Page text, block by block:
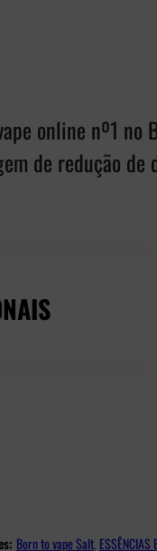
online nº1 no
de redução
Born to vape Salt ESSÊNCIAS